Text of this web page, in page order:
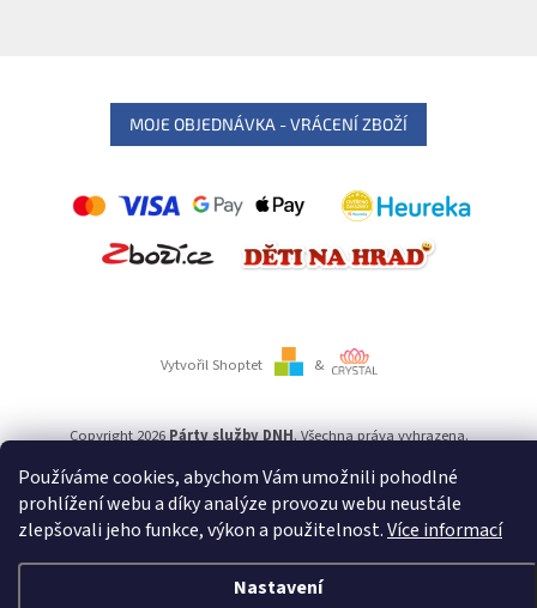
Používáme cookies, abychom Vám umožnili pohodlné
prohlížení webu a díky analýze provozu webu neustále
zlepšovali jeho funkce, výkon a použitelnost.Více informací
Nastavení
MOJE OBJEDNÁVKA - VRÁCENÍ ZBOŽÍ
Vytvořil Shoptet &
Copyright 2026Párty služby DNH. Všechna práva vyhrazena.
Používámeověření věku Adulto